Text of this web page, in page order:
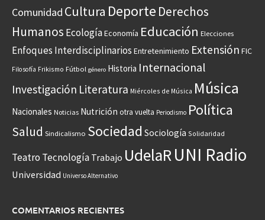
Comunidad Cultura Deporte Derechos
Humanos EcologíaEconomía Educación Elecciones
Enfoques Interdisciplinarios Entretenimiento Extensión FIC
Filosofía Frikismo Fútbol género Historia Internacional
Investigación Literatura Miércoles de Música Música
Nacionales Noticias Nutrición otra vuelta Periodismo Política
Salud Sindicalismo Sociedad Sociología Solidaridad
Teatro Tecnología Trabajo UdelaRUNI Radio
Universidad Universo Alternativo
COMENTARIOS RECIENTES